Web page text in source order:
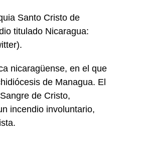
Santo Cristo de
titulado Nicaragua:
nicaragüense, en el que
de Managua. El
de Cristo,
incendio involuntario,